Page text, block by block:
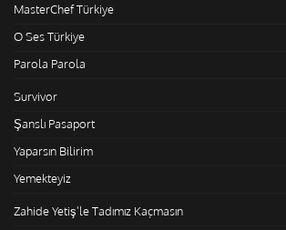
MasterChef Türkiye
O Ses Türkiye
Parola Parola
Survivor
Şanslı Pasaport
Yaparsın Bilirim
Yemekteyiz
Zahide Yetiş'le Tadımız Kaçmasın